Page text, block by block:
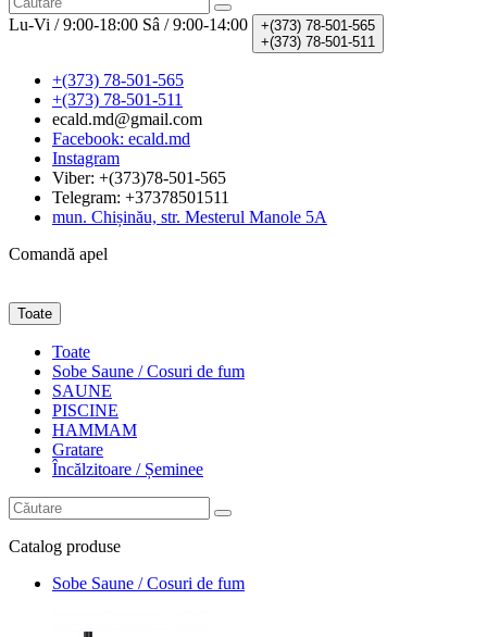
Lu-Vi / 9:00-18:00 Sâ / 9:00-14:00 +(373) 78-501-565
+(373) 78-501-511
+(373) 78-501-565
+(373) 78-501-511
ecald.md@gmail.com
Facebook: ecald.md
Instagram
Viber: +(373)78-501-565
Telegram: +37378501511
mun. Chișinău, str. Mesterul Manole 5A
Comandă apel
Toate
Toate
Sobe Saune / Cosuri de fum
SAUNE
PISCINE
HAMMAM
Gratare
Încălzitoare / Șeminee
Catalog produse
Sobe Saune / Cosuri de fum